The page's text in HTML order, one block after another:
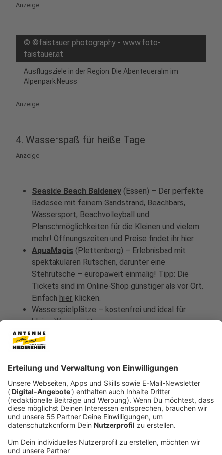
Anzeige
© ©faistauer photography - www.foto-
faistauer.at
Ausflugsziele in der Region: Die Abenteueralm im
Alpenpark Neuss
Anzeige
4. Wasserspaß für heiße Tage
Anzeige
Seaside Beach Baldeney (Essen) – Der perfekte
Badesee mit feinem Sandstrand, Beachbars,
Wassersport, Beachvolleyball und
Planschmöglichkeiten für die Kleinen und vielem
mehr! Öffnungszeiten und Preise findet ihr hier.
AquaMagis (Plettenberg) – Erlebnisbad mit
spektakulären Rutschen, darunter eine
Stehrutsche – europaweit einmalig! Tipp: Die
Tickets sind im Online-Shop günstiger als vor Ort.
Einfach hier klicken.
Wasserspielplätze – kostenfrei und ideal für
kleine Wasserratten.
Anzeige
Maryana - AdobeStock_793945058
Ausflugsziele in der Region: Wasserspielplätze
Anzeige